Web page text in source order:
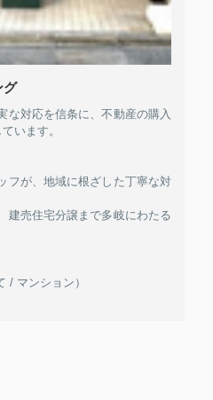
グ
な対応を信条に、不動産の購入
います。
フが、地域に根ざした丁寧な対
建売住宅分譲まで多岐にわたる
/ マンション）